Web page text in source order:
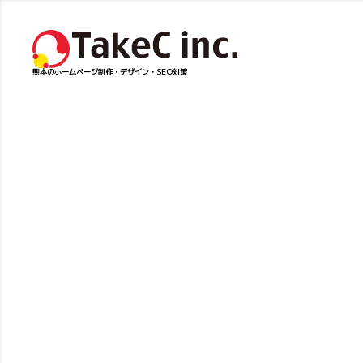
熊本のホームページ制作・デザイン・SEO対策